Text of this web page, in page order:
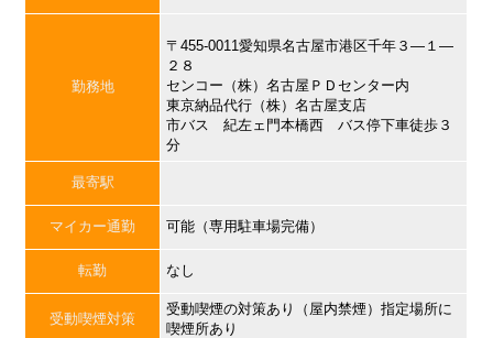
勤務地
〒455-0011愛知県名古屋市港区千年３―１―
２８
センコー（株）名古屋ＰＤセンター内
東京納品代行（株）名古屋支店
市バス 紀左ェ門本橋西 バス停下車徒歩３
分
最寄駅
マイカー通勤 可能（専用駐車場完備）
転勤 なし
受動喫煙対策
受動喫煙の対策あり（屋内禁煙）指定場所に
喫煙所あり